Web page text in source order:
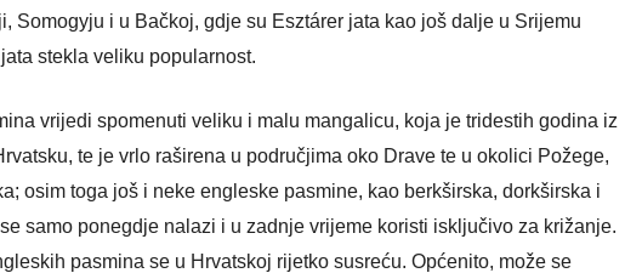
Somogyju i u Bačkoj, gdje su Esztárer jata kao još dalje u Srijemu
stekla veliku popularnost.
vrijedi spomenuti veliku i malu mangalicu, koja je tridestih godina iz
te je vrlo raširena u područjima oko Drave te u okolici Požege,
osim toga još i neke engleske pasmine, kao berkširska, dorkširska i
samo ponegdje nalazi i u zadnje vrijeme koristi isključivo za križanje.
pasmina se u Hrvatskoj rijetko susreću. Općenito, može se